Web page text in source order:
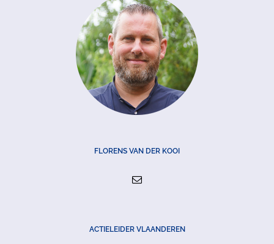
FLORENS VAN DER KOOI
ACTIELEIDER VLAANDEREN